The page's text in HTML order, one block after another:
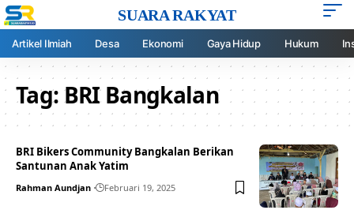
SUARA RAKYAT
Artikel Ilmiah Desa Ekonomi Gaya Hidup Hukum
Tag:BRI Bangkalan
BRI Bikers Community Bangkalan Berikan
Santunan Anak Yatim
Rahman Aundjan Februari 19, 2025